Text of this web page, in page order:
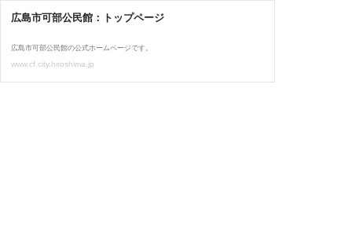
広島市可部公民館：トップページ
広島市可部公民館の公式ホームページです。
www.cf.city.hiroshima.jp